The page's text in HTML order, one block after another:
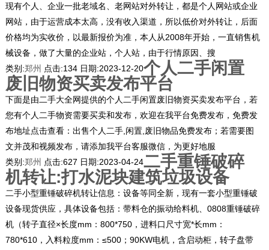
现有个人、企业一批老域名、老网站对外转让，都是个人网站或企业
网站，由于运营成本太高，没有收入渠道，所以低价对外转让，后面
价格均为实收价，以最新报价为准，本人从2008年开始，一直销售机
械设备，做了大量的企业站，个人站，由于行情原因、搜
类别:郑州 点击:134 日期:2023-12-20个人二手闲置
废旧物资买卖发布平台
下面是由二手大全网提供的个人二手闲置废旧物资买卖发布平台，若
您有个人二手物资需要买卖和发布，欢迎在我平台免费发布，免费发
布地址点击查看：出售个人二手,闲置,废旧物品免费发布；若需要图
文并茂和视频发布，请添加我平台客服微信，为更好地服
类别:郑州 点击:627 日期:2023-04-24二手重锤破碎
机转让:打水泥块建筑垃圾设备
二手小型重锤破碎机转让信息：设备等同全新，现有一套小型重锤破
设备现货供应，具体设备包括：带料仓的振动给料机、0808重锤破碎
机（转子直径×长度mm：800*750，进料口尺寸宽*长mm：
780*610，入料粒度mm：≤500；90KW电机，含启动柜，转子盘带